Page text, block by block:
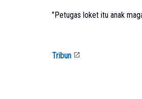
"Petugas loket itu anak
Tribun